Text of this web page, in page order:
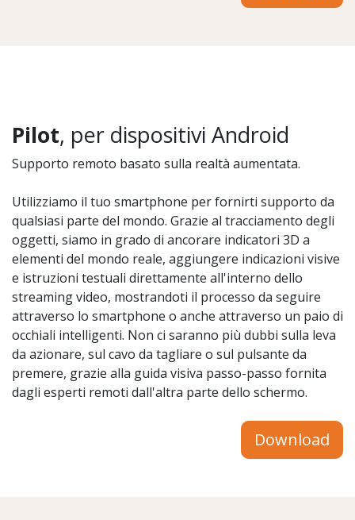
Pilot, per dispositivi Android
Supporto remoto basato sulla realtà aumentata.
Utilizziamo il tuo smartphone per fornirti supporto da
qualsiasi parte del mondo. Grazie al tracciamento degli
oggetti, siamo in grado di ancorare indicatori 3D a
elementi del mondo reale, aggiungere indicazioni visive
e istruzioni testuali direttamente all'interno dello
streaming video, mostrandoti il ​​processo da seguire
attraverso lo smartphone o anche attraverso un paio di
occhiali intelligenti. Non ci saranno più dubbi sulla leva
da azionare, sul cavo da tagliare o sul pulsante da
premere, grazie alla guida visiva passo-passo fornita
dagli esperti remoti dall'altra parte dello schermo.
Download